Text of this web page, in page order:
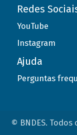
Redes
YouTube
Instagram
Ajuda
Perguntas
© BNDES.